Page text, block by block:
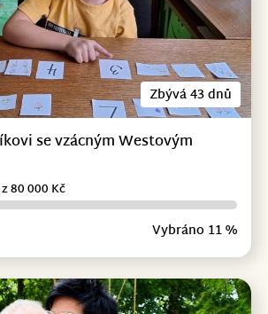
Zbývá 43 dnů
se vzácným Westovým
Vybráno 11 %
80 000 Kč